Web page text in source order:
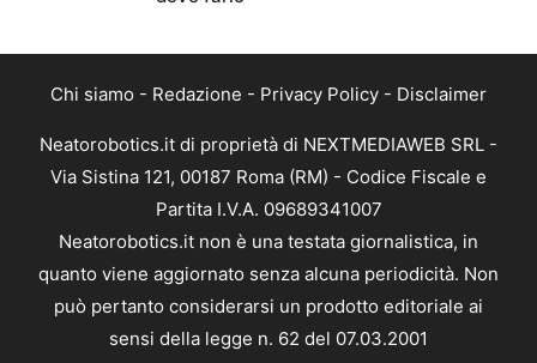
Chi siamo - Redazione - Privacy Policy - Disclaimer
Neatorobotics.it di proprietà di NEXTMEDIAWEB SRL -
Via Sistina 121, 00187 Roma (RM) - Codice Fiscale e
Partita I.V.A. 09689341007
Neatorobotics.it non è una testata giornalistica, in
quanto viene aggiornato senza alcuna periodicità. Non
può pertanto considerarsi un prodotto editoriale ai
sensi della legge n. 62 del 07.03.2001